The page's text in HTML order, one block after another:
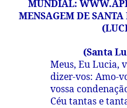
MUNDIAL:
MENSAGEM DE
(Santa
Meus, Eu Lucia,
dizer-vos: Amo-
vossa
Céu tantas e